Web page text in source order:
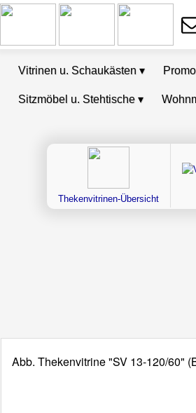
Thekenvitrinen-Übersicht
Abb. Thekenvitrine "SV 13-120/60"
Vitrinen u. Schaukästen ▾
Sitzmöbel u. Stehtische ▾